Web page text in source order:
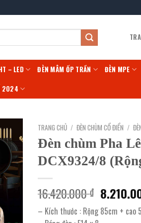
– LED ĐÈN MÂM ỐP TRẦN ĐÈN MPE
2024
TRANG CHỦ / ĐÈN CHÙM CỔ ĐIỂN /
Đèn chùm Pha
DCX9324/8
16.420.000₫ Giá
gốc
là:
– Kích thước : Rộng 85cm + cao